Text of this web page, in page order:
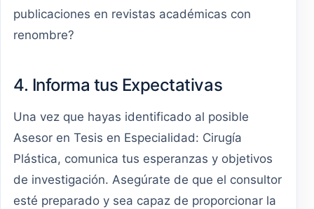
publicaciones en revistas académicas con
renombre?
4. Informa tus Expectativas
Una vez que hayas identificado al posible
Asesor en Tesis en Especialidad: Cirugía
Plástica, comunica tus esperanzas y objetivos
de investigación. Asegúrate de que el consultor
esté preparado y sea capaz de proporcionar la